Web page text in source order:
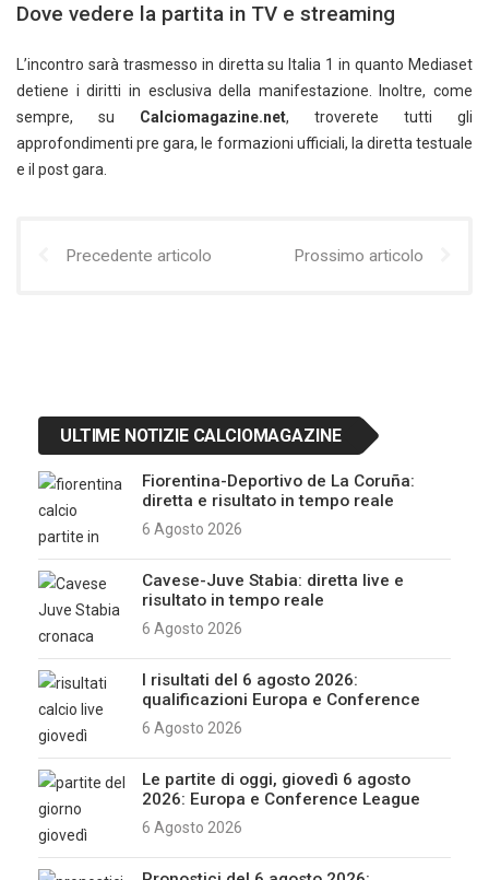
Dove vedere la partita in TV e streaming
L’incontro sarà trasmesso in diretta su Italia 1 in quanto Mediaset
detiene i diritti in esclusiva della manifestazione. Inoltre, come
sempre, su Calciomagazine.net, troverete tutti gli
approfondimenti pre gara, le formazioni ufficiali, la diretta testuale
e il post gara.
Precedente articolo Prossimo articolo
ULTIME NOTIZIE CALCIOMAGAZINE
Fiorentina-Deportivo de La Coruña:
diretta e risultato in tempo reale
6 Agosto 2026
Cavese-Juve Stabia: diretta live e
risultato in tempo reale
6 Agosto 2026
I risultati del 6 agosto 2026:
qualificazioni Europa e Conference
6 Agosto 2026
Le partite di oggi, giovedì 6 agosto
2026: Europa e Conference League
6 Agosto 2026